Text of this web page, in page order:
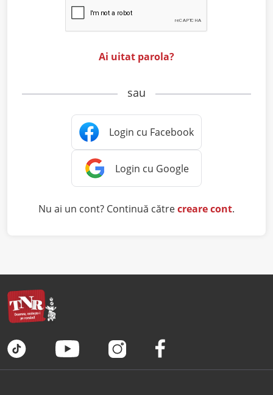
Ai uitat parola?
sau
Nu ai un cont? Continuă cătrecreare cont.